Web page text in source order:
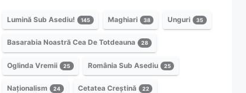
Lumină Sub Asediu! 145 Maghiari 38 Unguri 35
Basarabia Noastră Cea De Totdeauna 28
Oglinda Vremii 25 România Sub Asediu 25
Naționalism 24 Cetatea Creștină 22